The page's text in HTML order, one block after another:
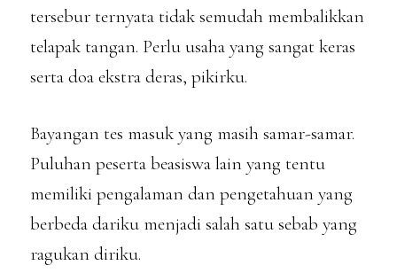
tersebur ternyata tidak semudah membalikkan
telapak tangan. Perlu usaha yang sangat keras
serta doa ekstra deras, pikirku.
Bayangan tes masuk yang masih samar-samar.
Puluhan peserta beasiswa lain yang tentu
memiliki pengalaman dan pengetahuan yang
berbeda dariku menjadi salah satu sebab yang
ragukan diriku.